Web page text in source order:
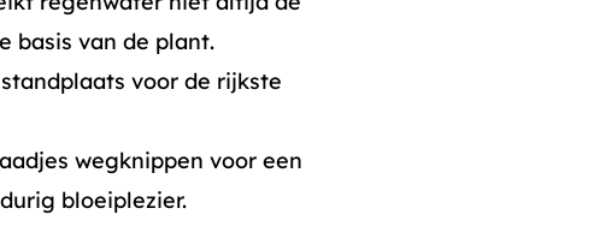
basis van de plant.
voor de rijkste
wegknippen voor een
bloeiplezier.